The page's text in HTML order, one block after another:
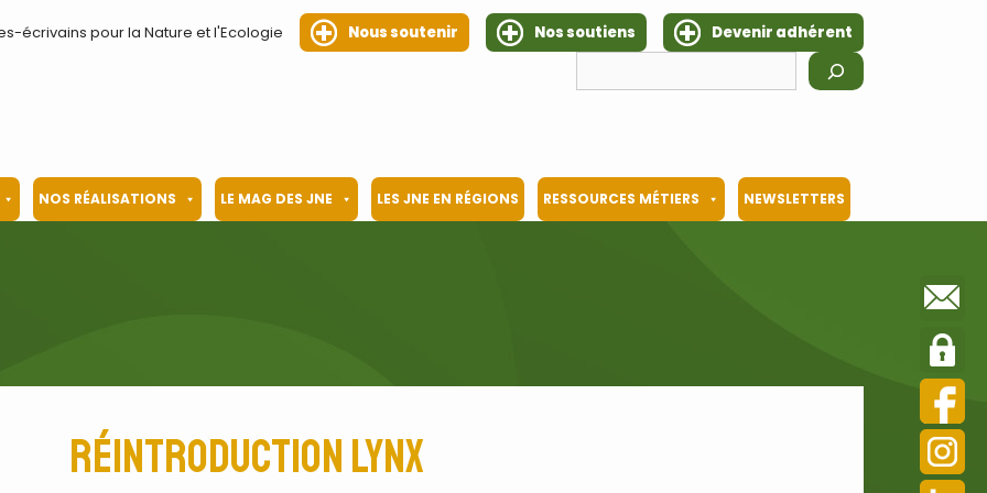
écrivains pour la Nature et l'Ecologie Nous soutenir Nos soutiens
Devenir adhérent
NOS RÉALISATIONS LE MAG DES JNE LES JNE EN RÉGIONS RESSOURCES MÉTIERS NEWSLETTERS
réintroduction lynx